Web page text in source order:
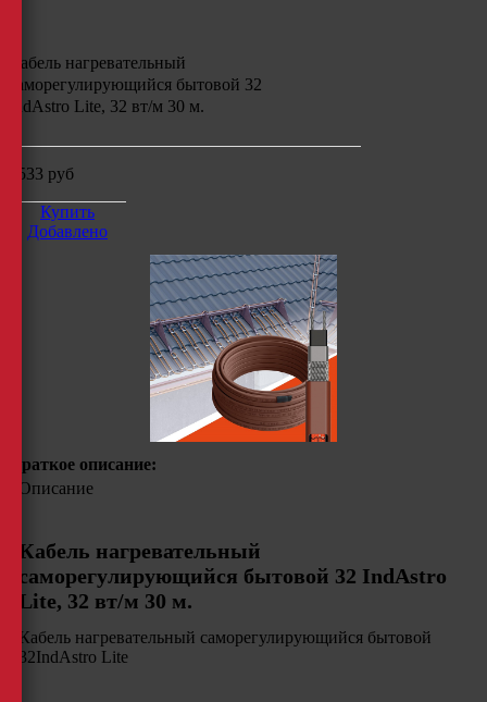
Кабель нагревательный
саморегулирующийся бытовой 32
IndAstro Lite, 32 вт/м 30 м.
7533 руб
Купить
Добавлено
Краткое описание:
Описание
Кабель нагревательный
саморегулирующийся бытовой 32 IndAstro
Lite, 32 вт/м 30 м.
Кабель нагревательный саморегулирующийся бытовой
32IndAstro Lite